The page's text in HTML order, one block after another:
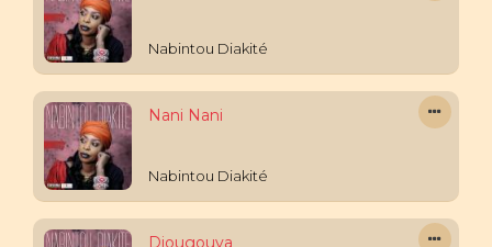
Nabintou Diakité
Nani Nani
Nabintou Diakité
Djougouya